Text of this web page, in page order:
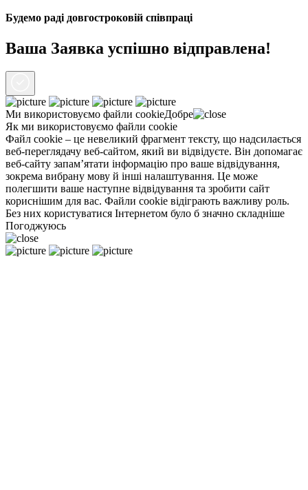
Будемо раді довгостроковій співпраці
Ваша Заявка успішно відправлена!
Ми використовуємо файли cookieДобре
Як ми використовуємо файли cookie
Файл cookie – це невеликий фрагмент тексту, що надсилається
веб-переглядачу веб-сайтом, який ви відвідуєте. Він допомагає
веб-сайту запам’ятати інформацію про ваше відвідування,
зокрема вибрану мову й інші налаштування. Це може
полегшити ваше наступне відвідування та зробити сайт
кориснішим для вас. Файли cookie відіграють важливу роль.
Без них користуватися Інтернетом було б значно складніше
Погоджуюсь